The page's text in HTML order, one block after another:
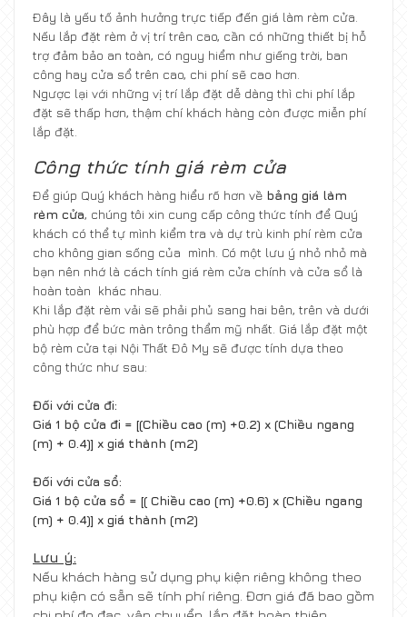
Đây là yếu tố ảnh hưởng trực tiếp đến giá làm rèm cửa.
Nếu lắp đặt rèm ở vị trí trên cao, cần có những thiết bị hỗ
trợ đảm bảo an toàn, có nguy hiểm như giếng trời, ban
công hay cửa sổ trên cao, chi phí sẽ cao hơn.
Ngược lại với những vị trí lắp đặt dễ dàng thì chi phí lắp
đặt sẽ thấp hơn, thậm chí khách hàng còn được miễn phí
lắp đặt.
Công thức tính giá rèm cửa
Để giúp Quý khách hàng hiểu rõ hơn về bảng giá làm
rèm cửa, chúng tôi xin cung cấp công thức tính để Quý
khách có thể tự mình kiểm tra và dự trù kinh phí rèm cửa
cho không gian sống của mình. Có một lưu ý nhỏ nhỏ mà
bạn nên nhớ là cách tính giá rèm cửa chính và cửa sổ là
hoàn toàn khác nhau.
Khi lắp đặt rèm vải sẽ phải phủ sang hai bên, trên và dưới
phù hợp để bức màn trông thẩm mỹ nhất. Giá lắp đặt một
bộ rèm cửa tại Nội Thất Đô My sẽ được tính dựa theo
công thức như sau:
Đối với cửa đi:
Giá 1 bộ cửa đi = [(Chiều cao (m) +0.2) x (Chiều ngang
(m) + 0.4)] x giá thành (m2)
Đối với cửa sổ:
Giá 1 bộ cửa sổ = [( Chiều cao (m) +0.6) x (Chiều ngang
(m) + 0.4)] x giá thành (m2)
Lưu ý:
Nếu khách hàng sử dụng phụ kiện riêng không theo
phụ kiện có sẵn sẽ tính phí riêng. Đơn giá đã bao gồm